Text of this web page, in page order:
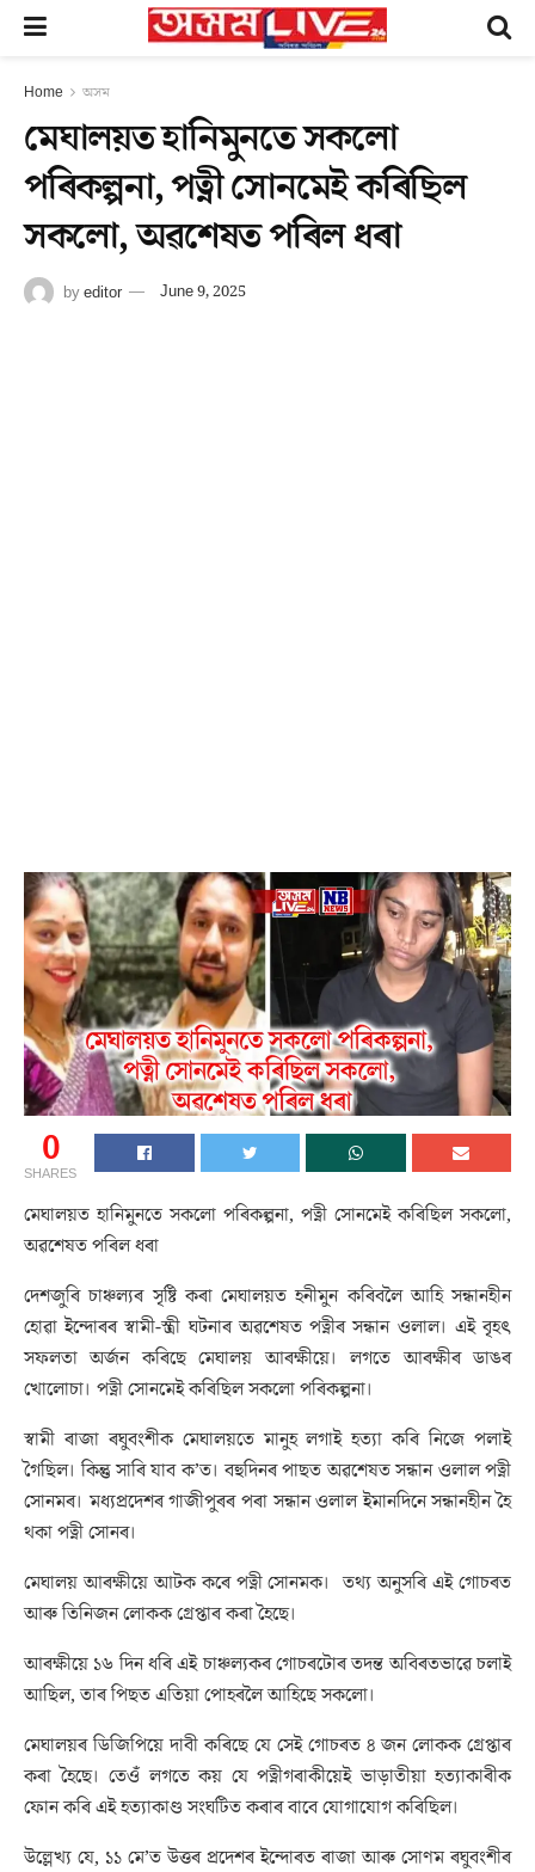
Home অসম
মেঘালয়ত হানিমুনতে সকলো
পৰিকল্পনা, পত্নী সোনমেই কৰিছিল
সকলো, অৱশেষত পৰিল ধৰা
byeditor June 9, 2025
0
SHARES
মেঘালয়ত হানিমুনতে সকলো পৰিকল্পনা, পত্নী সোনমেই কৰিছিল সকলো,
অৱশেষত পৰিল ধৰা
দেশজুৰি চাঞ্চল্যৰ সৃষ্টি কৰা মেঘালয়ত হনীমুন কৰিবলৈ আহি সন্ধানহীন
হোৱা ইন্দোৰৰ স্বামী-স্ত্ৰী ঘটনাৰ অৱশেষত পত্নীৰ সন্ধান ওলাল। এই বৃহৎ
সফলতা অৰ্জন কৰিছে মেঘালয় আৰক্ষীয়ে। লগতে আৰক্ষীৰ ডাঙৰ
খোলোচা। পত্নী সোনমেই কৰিছিল সকলো পৰিকল্পনা।
স্বামী ৰাজা ৰঘুবংশীক মেঘালয়তে মানুহ লগাই হত্যা কৰি নিজে পলাই
গৈছিল। কিন্তু সাৰি যাব ক’ত। বহুদিনৰ পাছত অৱশেষত সন্ধান ওলাল পত্নী
সোনমৰ। মধ্যপ্ৰদেশৰ গাজীপুৰৰ পৰা সন্ধান ওলাল ইমানদিনে সন্ধানহীন হৈ
থকা পত্নী সোনৰ।
মেঘালয় আৰক্ষীয়ে আটক কৰে পত্নী সোনমক। তথ্য অনুসৰি এই গোচৰত
আৰু তিনিজন লোকক গ্ৰেপ্তাৰ কৰা হৈছে।
আৰক্ষীয়ে ১৬ দিন ধৰি এই চাঞ্চল্যকৰ গোচৰটোৰ তদন্ত অবিৰতভাৱে চলাই
আছিল, তাৰ পিছত এতিয়া পোহৰলৈ আহিছে সকলো।
মেঘালয়ৰ ডিজিপিয়ে দাবী কৰিছে যে সেই গোচৰত ৪ জন লোকক গ্ৰেপ্তাৰ
কৰা হৈছে। তেওঁ লগতে কয় যে পত্নীগৰাকীয়েই ভাড়াতীয়া হত্যাকাৰীক
ফোন কৰি এই হত্যাকাণ্ড সংঘটিত কৰাৰ বাবে যোগাযোগ কৰিছিল।
উল্লেখ্য যে, ১১ মে’ত উত্তৰ প্ৰদেশৰ ইন্দোৰত ৰাজা আৰু সোণম ৰঘুবংশীৰ